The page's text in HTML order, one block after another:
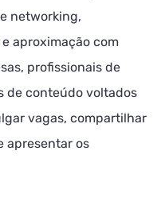
networking,
aproximação com
profissionais de
de conteúdo voltados
vagas, compartilhar
apresentar os